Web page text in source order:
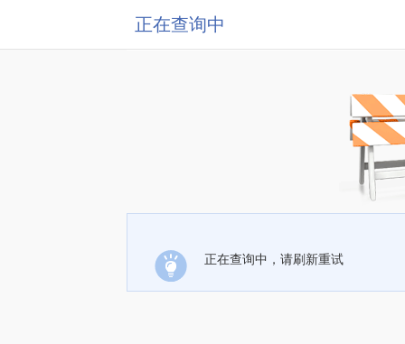
正在查询中
正在查询中，请刷新重试